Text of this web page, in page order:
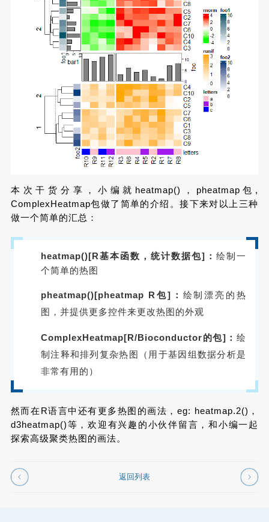
本次干货分享，小编就heatmap()，pheatmap包,
ComplexHeatmap包做了简单的介绍。接下来对以上三种
做一个简单的汇总：
heatmap()[R基本函数，统计数据包]：绘制一
个简单的热图
pheatmap()[pheatmap R包]： 绘制漂亮的热
图，并提供更多控件来更改热图的外观
ComplexHeatmap[R/Bioconductor的包]：绘
制注释和排列复杂热图（用于基因组数据分析是
非常有用的）
然而在R语言中还有更多热图的画法，eg: heatmap.2()，
d3heatmap()等，欢迎有兴趣的小伙伴留言，和小编一起
探索高级聚类热图的画法。
返回列表